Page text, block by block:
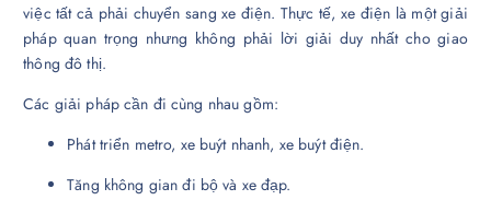
việc tất cả phải chuyển sang xe điện. Thực tế, xe điện là một giải
pháp quan trọng nhưng không phải lời giải duy nhất cho giao
thông đô thị.
Các giải pháp cần đi cùng nhau gồm:
Phát triển metro, xe buýt nhanh, xe buýt điện.
Tăng không gian đi bộ và xe đạp.